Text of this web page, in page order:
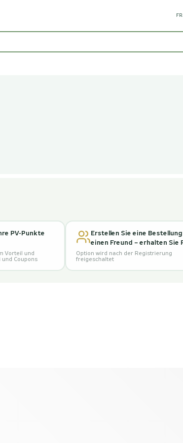
PV-Punkte
Vorteil und
und Coupons
Erstellen Sie eine
einen Freund – erhalten Sie
Option wird nach der Registrierung
freigeschaltet